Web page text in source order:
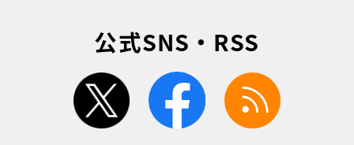
公式SNS・RSS
twitter facebook